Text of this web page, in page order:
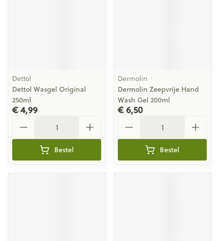
Dettol
Dettol Wasgel Original
250ml
€ 4,99
Bestel
Dermolin
Dermolin Zeepvrije Hand
Wash Gel 200ml
€ 6,50
Bestel